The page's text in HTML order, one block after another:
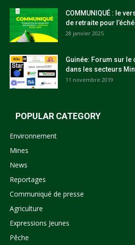
COMMUNIQUÉ : le
de retraite pour
28 janvier 2025
Guinée: Forum sur le
dans les secteurs
11 novembre 2019
POPULAR CATEGORY
Environnement
Mines
News
Reportages
Communiqué de presse
Agriculture
Expressions Jeunes
Pêche